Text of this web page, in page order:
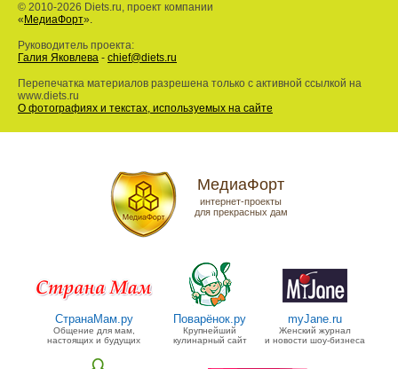
© 2010-2026 Diets.ru, проект компании
« МедиаФорт».
Руководитель проекта:
Галия Яковлева - chief@diets.ru
Перепечатка материалов разрешена только с активной ссылкой на
www.diets.ru
О фотографиях и текстах, используемых на сайте
МедиаФорт
интернет-проекты
для прекрасных дам
СтранаМам.ру
Общение для мам,
настоящих и будущих
Поварёнок.ру
Крупнейший
кулинарный сайт
myJane.ru
Женский журнал
и новости шоу-бизнеса